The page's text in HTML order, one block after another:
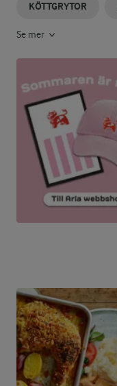
KÖTTGRYTOR
Se mer